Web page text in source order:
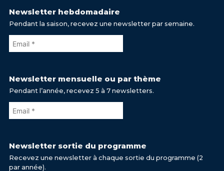
Newsletter hebdomadaire
Pendant la saison, recevez une newsletter par semaine.
Newsletter mensuelle ou par thème
Pendant l’année, recevez 5 à 7 newsletters.
Newsletter sortie du programme
Recevez une newsletter à chaque sortie du programme (2
par année).